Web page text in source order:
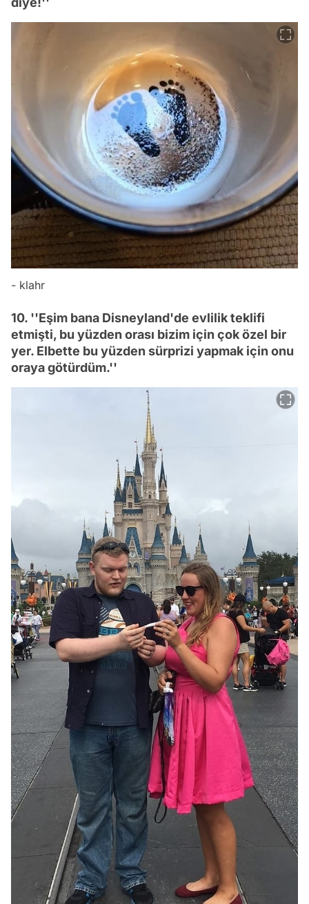
- klahr
10. ''Eşim bana Disneyland'de evlilik teklifi
etmişti, bu yüzden orası bizim için çok özel bir
yer. Elbette bu yüzden sürprizi yapmak için onu
oraya götürdüm.''